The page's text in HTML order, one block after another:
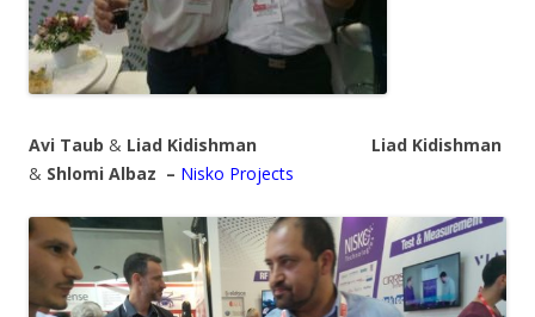
Avi Taub & Liad Kidishman
Liad Kidishman
& Shlomi Albaz – Nisko Projects